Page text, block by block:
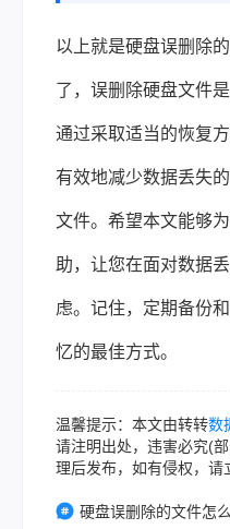
以上就是硬盘误删除
了，误删除硬盘文件
通过采取适当的恢复
有效地减少数据丢失
文件。希望本文能够
助，让您在面对数据
虑。记住，定期备份
忆的最佳方式。
温馨提示：本文由转转数
请注明出处，违害必究(
理后发布，如有侵权，请
硬盘误删除的文件怎